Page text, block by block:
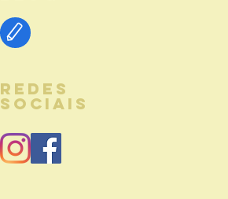
REDES
SOCIAIS